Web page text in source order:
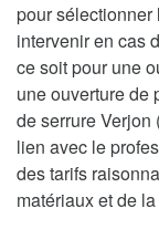
pour sélectionner
intervenir en cas
ce soit pour une
une ouverture de
de serrure Verjon
lien avec le
des tarifs
matériaux et de